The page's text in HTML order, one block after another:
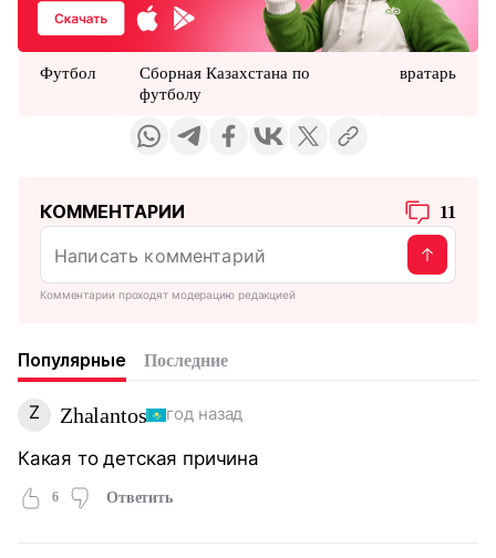
Футбол
Сборная Казахстана по
футболу
вратарь
КОММЕНТАРИИ 11
Комментарии проходят модерацию редакцией
Популярные Последние
Z Zhalantos год назад
Какая то детская причина
6 Ответить